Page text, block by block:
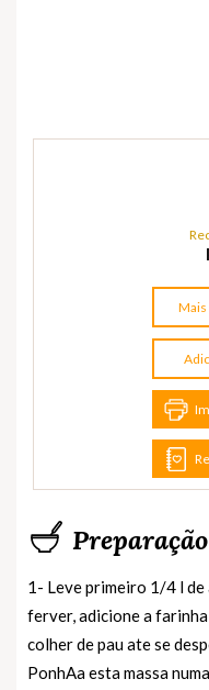
Preparação
1- Leve primeiro 1/4 l de
ferver, adicione a farinha
colher de pau ate se
PonhAa esta massa